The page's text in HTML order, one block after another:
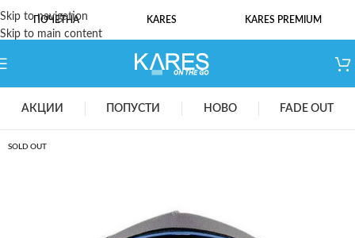
Skip to navigation
Skip to main content
ПОЧЕТНА KARES KARES PREMIUM
АКЦИИ ПОПУСТИ НОВО FADE OUT
SOLD OUT